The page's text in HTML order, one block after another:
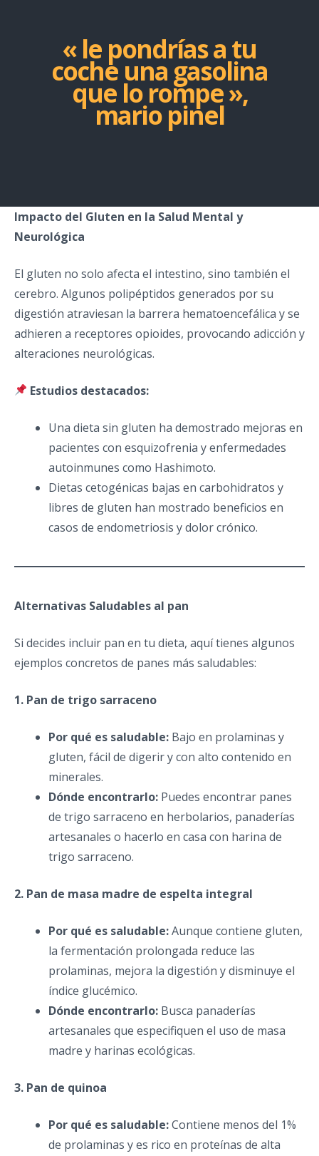
« le pondrías a tu
coche una gasolina
que lo rompe »,
mario pinel
Impacto del Gluten en la Salud Mental y
Neurológica
El gluten no solo afecta el intestino, sino también el
cerebro. Algunos polipéptidos generados por su
digestión atraviesan la barrera hematoencefálica y se
adhieren a receptores opioides, provocando adicción y
alteraciones neurológicas.
Estudios destacados:
Una dieta sin gluten ha demostrado mejoras en
pacientes con esquizofrenia y enfermedades
autoinmunes como Hashimoto.
Dietas cetogénicas bajas en carbohidratos y
libres de gluten han mostrado beneficios en
casos de endometriosis y dolor crónico.
Alternativas Saludables al pan
Si decides incluir pan en tu dieta, aquí tienes algunos
ejemplos concretos de panes más saludables:
1. Pan de trigo sarraceno
Por qué es saludable: Bajo en prolaminas y
gluten, fácil de digerir y con alto contenido en
minerales.
Dónde encontrarlo: Puedes encontrar panes
de trigo sarraceno en herbolarios, panaderías
artesanales o hacerlo en casa con harina de
trigo sarraceno.
2. Pan de masa madre de espelta integral
Por qué es saludable:Aunque contiene gluten,
la fermentación prolongada reduce las
prolaminas, mejora la digestión y disminuye el
índice glucémico.
Dónde encontrarlo: Busca panaderías
artesanales que especifiquen el uso de masa
madre y harinas ecológicas.
3. Pan de quinoa
Por qué es saludable:Contiene menos del 1%
de prolaminas y es rico en proteínas de alta